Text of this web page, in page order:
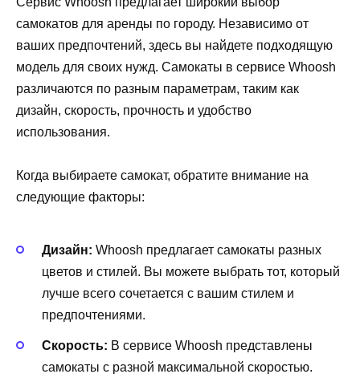
самокатов для аренды по городу. Независимо от
ваших предпочтений, здесь вы найдете подходящую
модель для своих нужд. Самокаты в сервисе Whoosh
различаются по разным параметрам, таким как
дизайн, скорость, прочность и удобство
использования.
Когда выбираете самокат, обратите внимание на
следующие факторы:
Дизайн: Whoosh предлагает самокаты разных
цветов и стилей. Вы можете выбрать тот, который
лучше всего сочетается с вашим стилем и
предпочтениями.
Скорость: В сервисе Whoosh представлены
самокаты с разной максимальной скоростью.